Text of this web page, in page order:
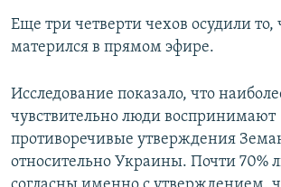
Еще три четверти чехов осудили то,
матерился в прямом эфире.
Исследование показало, что
чувствительно люди воспринимают
противоречивые утверждения
относительно Украины. Почти 70%